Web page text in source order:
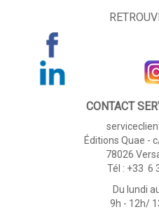
CONTACT
Éditions Quae -
78026
Tél : +33 6
Du lundi
9h - 12h/